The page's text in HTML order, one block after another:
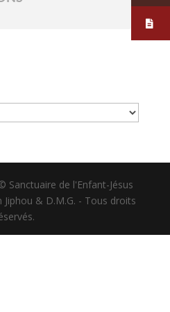
Sanctuaire de l'Enfant-Jésus
& D.M.G. - Tous droits